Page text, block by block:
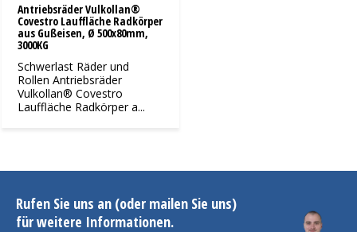
Antriebsräder Vulkollan®
Covestro Lauffläche Radkörper
aus Gußeisen, Ø 500x80mm,
3000KG
Schwerlast Räder und
Rollen Antriebsräder
Vulkollan® Covestro
Lauffläche Radkörper a...
Rufen Sie uns an (oder mailen Sie uns)
für weitere Informationen.